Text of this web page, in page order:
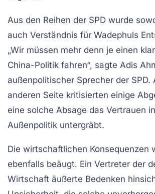
Aus den Reihen der SPD wurde
auch Verständnis für Wadephuls
„Wir müssen mehr denn je einen
China-Politik fahren“, sagte Adis
außenpolitischer Sprecher der SPD.
anderen Seite kritisierten einige
eine solche Absage das Vertrauen
Außenpolitik untergräbt.
Die wirtschaftlichen Konsequenzen
ebenfalls beäugt. Ein Vertreter der
Wirtschaft äußerte Bedenken